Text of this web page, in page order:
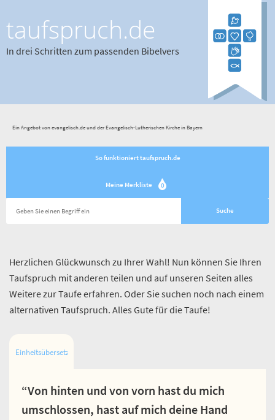
taufspruch.de
In drei Schritten zum passenden Bibelvers
Ein Angebot von evangelisch.de und der Evangelisch-Lutherischen Kirche in Bayern
So funktioniert taufspruch.de
Meine Merkliste 0
Herzlichen Glückwunsch zu Ihrer Wahl! Nun können Sie Ihren
Taufspruch mit anderen teilen und auf unseren Seiten alles
Weitere zur Taufe erfahren. Oder Sie suchen noch nach einem
alternativen Taufspruch. Alles Gute für die Taufe!
Einheitsübersetzung
“Von hinten und von vorn hast du mich
umschlossen, hast auf mich deine Hand